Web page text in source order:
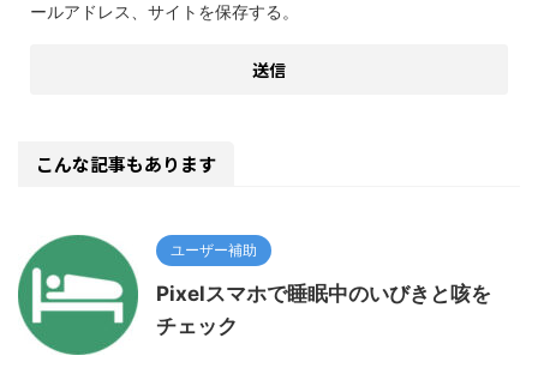
ールアドレス、サイトを保存する。
こんな記事もあります
ユーザー補助
Pixelスマホで睡眠中のいびきと咳を
チェック